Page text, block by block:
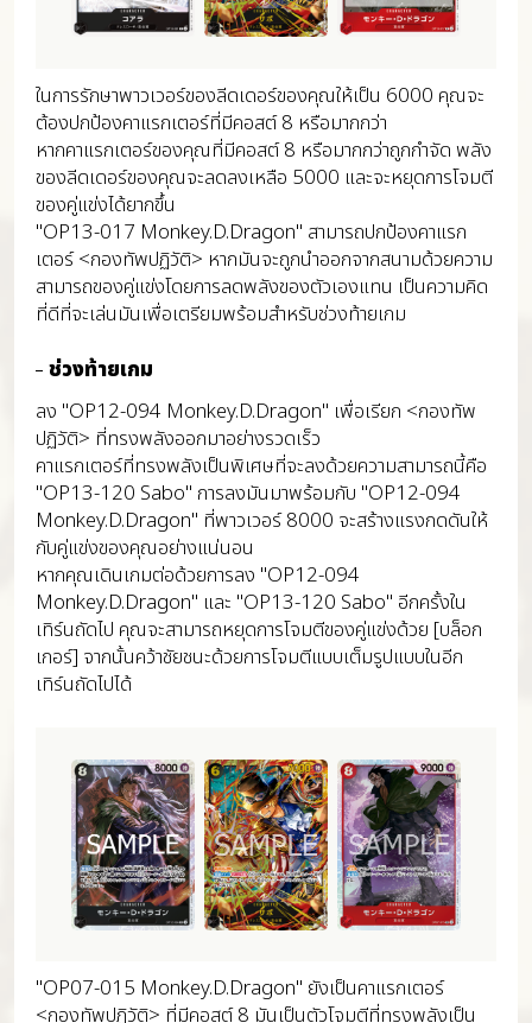
ในการรักษาพาวเวอร์ของลีดเดอร์ของคุณให้เป็น 6000 คุณจะ
ต้องปกป้องคาแรกเตอร์ที่มีคอสต์ 8 หรือมากกว่า
หากคาแรกเตอร์ของคุณที่มีคอสต์ 8 หรือมากกว่าถูกกำจัด พลัง
ของลีดเดอร์ของคุณจะลดลงเหลือ 5000 และจะหยุดการโจมตี
ของคู่แข่งได้ยากขึ้น
"OP13-017 Monkey.D.Dragon" สามารถปกป้องคาแรก
เตอร์ <กองทัพปฏิวัติ> หากมันจะถูกนำออกจากสนามด้วยความ
สามารถของคู่แข่งโดยการลดพลังของตัวเองแทน เป็นความคิด
ที่ดีที่จะเล่นมันเพื่อเตรียมพร้อมสำหรับช่วงท้ายเกม
ช่วงท้ายเกม
ลง "OP12-094 Monkey.D.Dragon" เพื่อเรียก <กองทัพ
ปฏิวัติ> ที่ทรงพลังออกมาอย่างรวดเร็ว
คาแรกเตอร์ที่ทรงพลังเป็นพิเศษที่จะลงด้วยความสามารถนี้คือ
"OP13-120 Sabo" การลงมันมาพร้อมกับ "OP12-094
Monkey.D.Dragon" ที่พาวเวอร์ 8000 จะสร้างแรงกดดันให้
กับคู่แข่งของคุณอย่างแน่นอน
หากคุณเดินเกมต่อด้วยการลง "OP12-094
Monkey.D.Dragon" และ "OP13-120 Sabo" อีกครั้งใน
เทิร์นถัดไป คุณจะสามารถหยุดการโจมตีของคู่แข่งด้วย [บล็อก
เกอร์] จากนั้นคว้าชัยชนะด้วยการโจมตีแบบเต็มรูปแบบในอีก
เทิร์นถัดไปได้
"OP07-015 Monkey.D.Dragon" ยังเป็นคาแรกเตอร์
<กองทัพปฏิวัติ> ที่มีคอสต์ 8 มันเป็นตัวโจมตีที่ทรงพลังเป็น